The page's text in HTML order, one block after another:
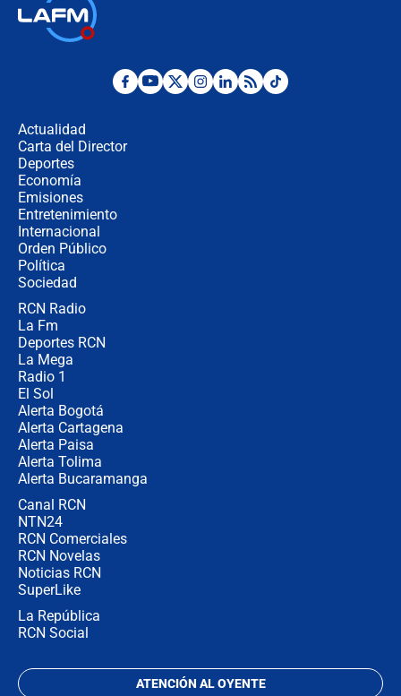
¿Por qué De la Espriella gobernará
Actualidad
Carta del Director
Deportes
Economía
Emisiones
Entretenimiento
Internacional
Orden Público
Política
Sociedad
RCN Radio
La Fm
Deportes RCN
La Mega
Radio 1
El Sol
Alerta Bogotá
Alerta Cartagena
Alerta Paisa
Alerta Tolima
Alerta Bucaramanga
Canal RCN
NTN24
RCN Comerciales
RCN Novelas
Noticias RCN
SuperLike
La República
RCN Social
ATENCIÓN AL OYENTE